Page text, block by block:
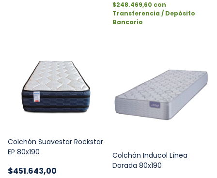
$248.469,60 con
Transferencia / Depósito
Bancario
Colchón Suavestar Rockstar
EP 80x190
$451.643,00
Colchón Inducol Línea
Dorada 80x190